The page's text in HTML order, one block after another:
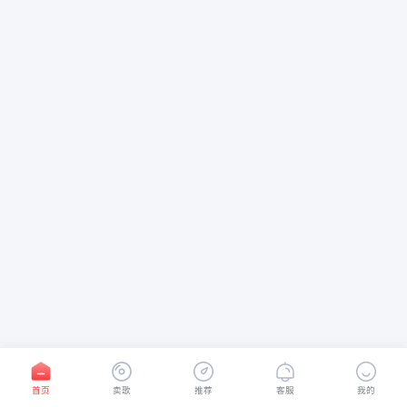
首页 卖歌 推荐 客服 我的